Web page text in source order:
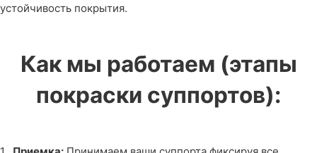
устойчивость покрытия.
Как мы работаем (этапы
покраски суппортов):